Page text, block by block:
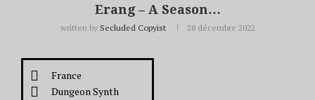
Erang – A Season…
written by Secluded Copyist 28 décembre 2022
France
Dungeon Synth